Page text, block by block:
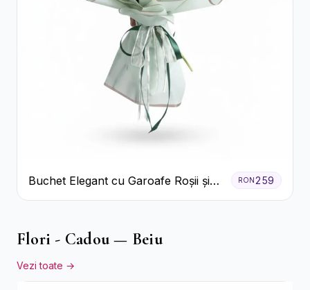
Buchet Elegant cu Garoafe Roșii și
Floarea Miresei
RON 259
Flori - Cadou — Beiu
Vezi toate →